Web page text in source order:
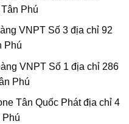
Phú
VNPT Số 3 địa chỉ 92
Phú
VNPT Số 1 địa chỉ 286
Phú
Tân Quốc Phát địa chỉ 4
Phú